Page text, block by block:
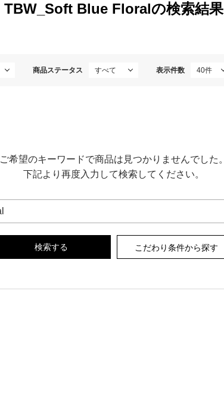
TBW_Soft Blue Floralの検索結果
商品ステータス 表示件数
ご希望のキーワードで商品は見つかりませんでした。
下記より再度入力して検索してください。
こだわり条件から探す